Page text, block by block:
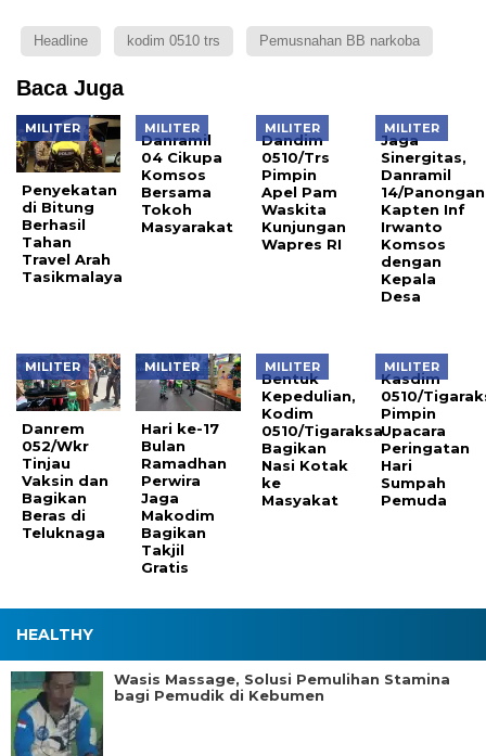
Headline kodim 0510 trs Pemusnahan BB narkoba
Baca Juga
MILITER
Penyekatan
di Bitung
Berhasil
Tahan
Travel Arah
Tasikmalaya
MILITER
Danramil
04 Cikupa
Komsos
Bersama
Tokoh
Masyarakat
MILITER
Dandim
0510/Trs
Pimpin
Apel Pam
Waskita
Kunjungan
Wapres RI
MILITER
Jaga
Sinergitas,
Danramil
14/Panongan
Kapten Inf
Irwanto
Komsos
dengan
Kepala
Desa
MILITER
Danrem
052/Wkr
Tinjau
Vaksin dan
Bagikan
Beras di
Teluknaga
MILITER
Hari ke-17
Bulan
Ramadhan
Perwira
Jaga
Makodim
Bagikan
Takjil
Gratis
MILITER
Bentuk
Kepedulian,
Kodim
0510/Tigaraksa
Bagikan
Nasi Kotak
ke
Masyakat
MILITER
Kasdim
0510/
Pimpin
Upacara
Peringatan
Hari
Sumpah
Pemuda
HEALTHY
Wasis Massage, Solusi Pemulihan Stamina
bagi Pemudik di Kebumen